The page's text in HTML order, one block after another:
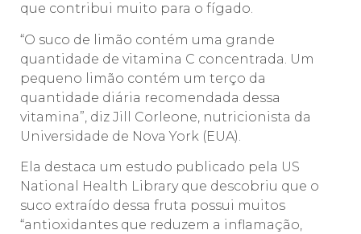
que contribui muito para o fígado.
“O suco de limão contém uma grande
quantidade de vitamina C concentrada. Um
pequeno limão contém um terço da
quantidade diária recomendada dessa
vitamina”, diz Jill Corleone, nutricionista da
Universidade de Nova York (EUA).
Ela destaca um estudo publicado pela US
National Health Library que descobriu que o
suco extraído dessa fruta possui muitos
“antioxidantes que reduzem a inflamação,